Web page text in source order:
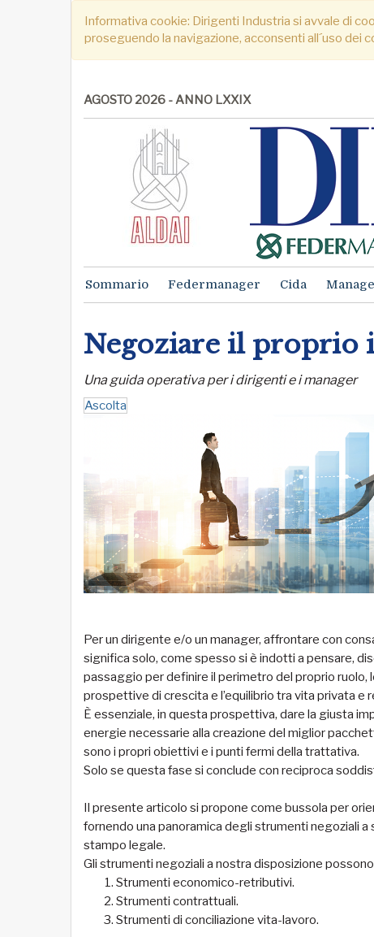
Informativa cookie: Dirigenti Industria si avvale di
proseguendo la navigazione, acconsenti all´uso dei
AGOSTO 2026 - ANNO LXXIX
Sommario Federmanager Cida
Negoziare il proprio
Una guida operativa per i dirigenti e i manager
Ascolta
Per un dirigente e/o un manager, affrontare con
significa solo, come spesso si è indotti a pensare,
passaggio per definire il perimetro del proprio ruolo,
prospettive di crescita e l’equilibrio tra vita privata e
È essenziale, in questa prospettiva, dare la giusta
energie necessarie alla creazione del miglior
sono i propri obiettivi e i punti fermi della trattativa.
Solo se questa fase si conclude con reciproca
Il presente articolo si propone come bussola per
fornendo una panoramica degli strumenti negoziali
stampo legale.
Gli strumenti negoziali a nostra disposizione
Strumenti economico-retributivi.
Strumenti contrattuali.
Strumenti di conciliazione vita-lavoro.